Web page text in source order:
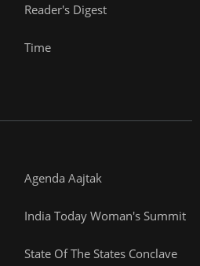
Reader's Digest
Time
Agenda Aajtak
India Today Woman's Summit
State Of The States Conclave